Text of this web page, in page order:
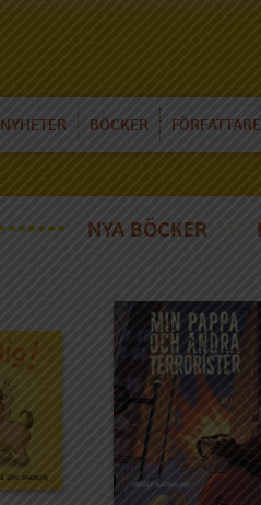
NYHETER BÖCKER FÖRFATTARE
NYA BÖCKER